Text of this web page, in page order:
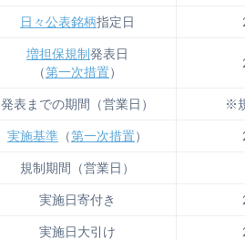
日々公表銘柄指定日
増担保規制発表日
（第一次措置）
発表までの期間（営業日） ※
実施基準 （第一次措置）
規制期間（営業日）
実施日寄付き
実施日大引け